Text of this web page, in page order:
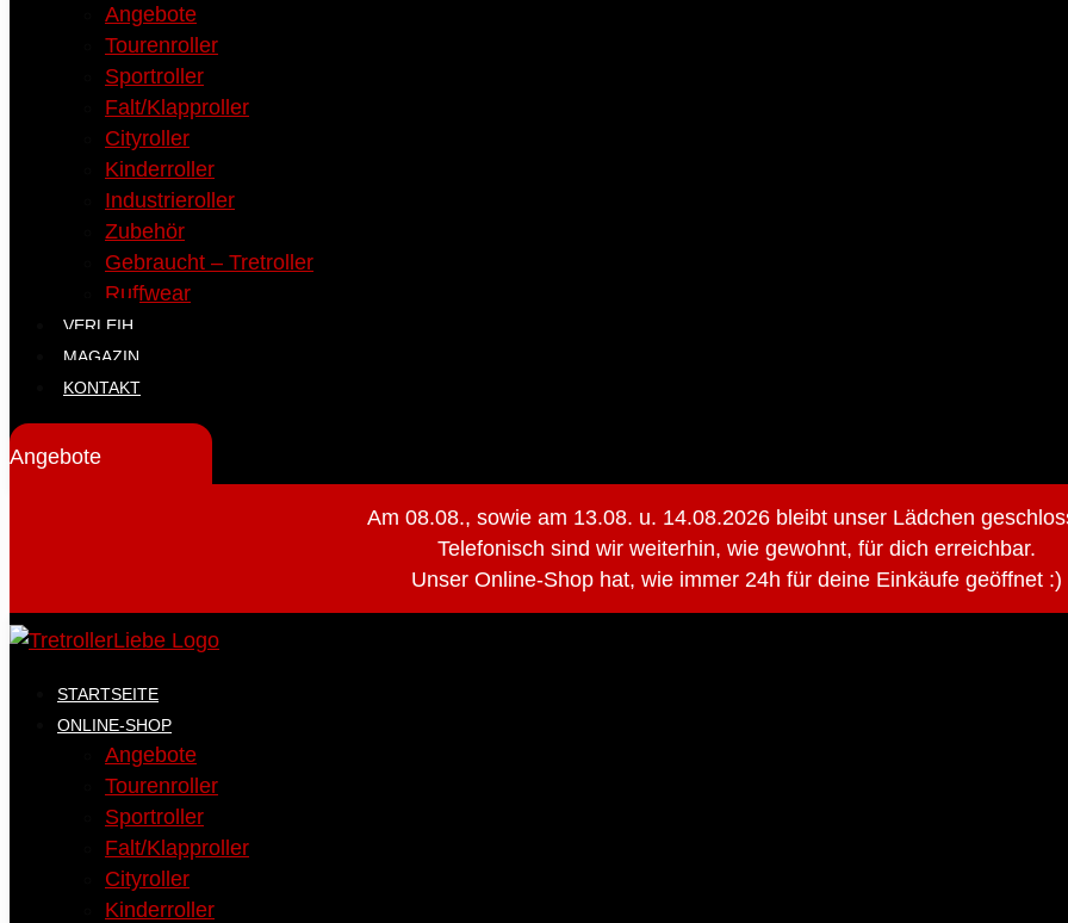
Angebote
Tourenroller
Sportroller
Falt/Klapproller
Cityroller
Kinderroller
Industrieroller
Zubehör
Gebraucht – Tretroller
Ruffwear
VERLEIH
MAGAZIN
KONTAKT
Angebote
Am 08.08., sowie am 13.08. u. 14.08.2026 bleibt unser Lädchen
Telefonisch sind wir weiterhin, wie gewohnt, für dich erreichbar.
Unser Online-Shop hat, wie immer 24h für deine Einkäufe geöffnet :)
STARTSEITE
ONLINE-SHOP
Angebote
Tourenroller
Sportroller
Falt/Klapproller
Cityroller
Kinderroller